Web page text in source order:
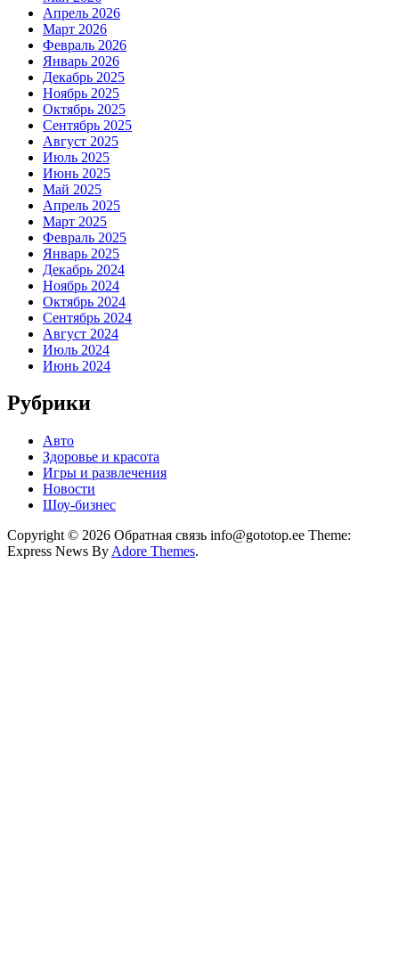
Апрель 2026
Март 2026
Февраль 2026
Январь 2026
Декабрь 2025
Ноябрь 2025
Октябрь 2025
Сентябрь 2025
Август 2025
Июль 2025
Июнь 2025
Май 2025
Апрель 2025
Март 2025
Февраль 2025
Январь 2025
Декабрь 2024
Ноябрь 2024
Октябрь 2024
Сентябрь 2024
Август 2024
Июль 2024
Июнь 2024
Рубрики
Авто
Здоровье и красота
Игры и развлечения
Новости
Шоу-бизнес
Copyright © 2026 Обратная связь info@gototop.ee Theme:
Express News By Adore Themes.